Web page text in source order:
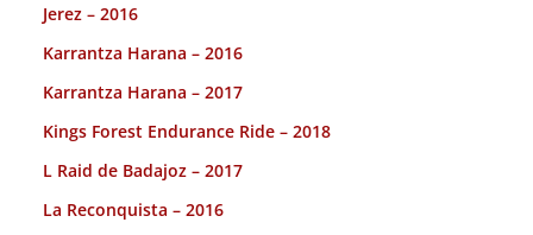
Jerez – 2016
Karrantza Harana – 2016
Karrantza Harana – 2017
Kings Forest Endurance Ride – 2018
L Raid de Badajoz – 2017
La Reconquista – 2016